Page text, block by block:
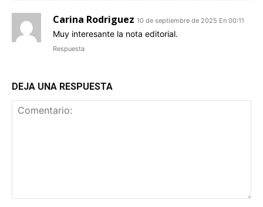
Carina Rodriguez 10 de septiembre de 2025 En 00:11
Muy interesante la nota editorial.
Respuesta
DEJA UNA RESPUESTA